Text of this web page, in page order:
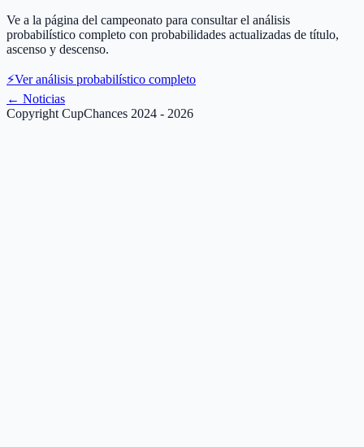
Ve a la página del campeonato para consultar el análisis
probabilístico completo con probabilidades actualizadas de título,
ascenso y descenso.
⚡Ver análisis probabilístico completo
← Noticias
Copyright CupChances 2024 - 2026